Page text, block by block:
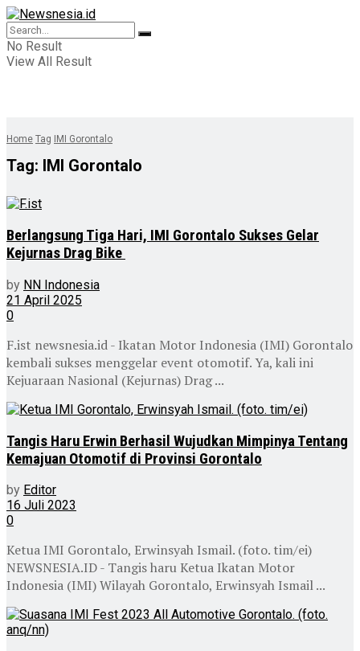
No Result
View All Result
Home Tag IMI Gorontalo
Tag: IMI Gorontalo
Berlangsung Tiga Hari, IMI Gorontalo Sukses Gelar
Kejurnas Drag Bike
by NN Indonesia
21 April 2025
0
F.ist newsnesia.id - Ikatan Motor Indonesia (IMI) Gorontalo
kembali sukses menggelar event otomotif. Ya, kali ini
Kejuaraan Nasional (Kejurnas) Drag ...
Tangis Haru Erwin Berhasil Wujudkan Mimpinya Tentang
Kemajuan Otomotif di Provinsi Gorontalo
by Editor
16 Juli 2023
0
Ketua IMI Gorontalo, Erwinsyah Ismail. (foto. tim/ei)
NEWSNESIA.ID - Tangis haru Ketua Ikatan Motor
Indonesia (IMI) Wilayah Gorontalo, Erwinsyah Ismail ...